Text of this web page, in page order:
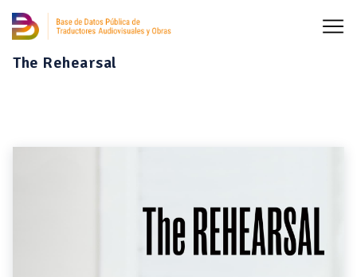
The Rehearsal